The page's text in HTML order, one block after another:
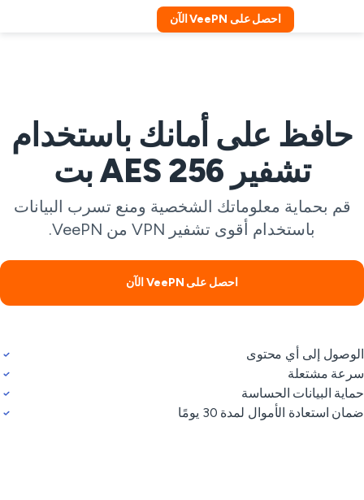
احصل على VeePN الآن
حافظ على أمانك باستخدام
تشفير AES 256 بت
قم بحماية معلوماتك الشخصية ومنع تسرب البيانات
باستخدام أقوى تشفير VPN من VeePN.
احصل على VeePN الآن
إلى أي محتوى
مشتعلة
البيانات الحساسة
استعادة الأموال لمدة 30 يومًا